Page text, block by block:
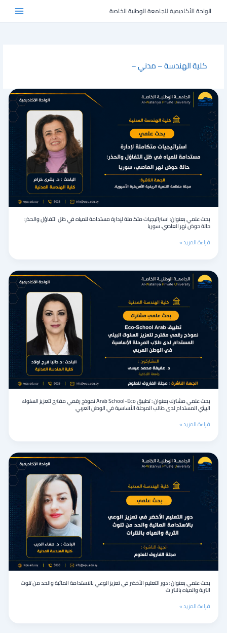
المحتوى
الواحة الأكاديمية للجامعة الوطنية الخاصة
كلية الهندسة – مدني –
بحث علمي بعنوان: استراتيجيات متكاملة لإدارة مستدامة للمياه في ظل التفاؤل والحذر:
حالة حوض نهر العاصي، سوريا
بحث
علمي
بعنوان:
استراتيجيات
متكاملة
لإدارة
مستدامة
للمياه
نهر
العاصي،
سوريا
قراءة المزيد »
بحث علمي مشترك بعنوان : تطبيق Arab School-Eco نموذج رقمي مقترح لتعزيز السلوك
البيئي المستدام لدى طالب المرحلة الأساسية في الوطن العربي
بحث
علمي
مشترك
:
تطبيق
Arab
School-
نموذج
البيئي
المستدام
لدى
طالب
في
الوطن
العربي
قراءة المزيد »
بحث علمي بعنوان : دور التعليم الأخضر في تعزيز الوعي بالاستدامة المائية والحد من تلوث
التربة والمياه بالنترات
بحث
علمي
بعنوان
دور
التعليم
الأخضر
بالاستدامة
تلوث
التربة
والمياه
بالنترات
قراءة المزيد »